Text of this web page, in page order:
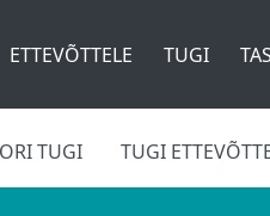
ETTEVÕTTELE TUGI
TUGI TUGI